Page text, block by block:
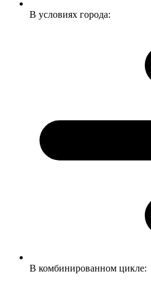
В условиях города:
В комбинированном цикле: